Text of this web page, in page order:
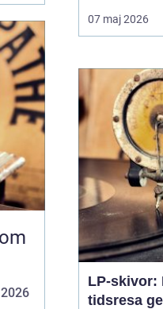
fokus, lugn
upplevelser
varandra.
levande
traditioner
storslagen
en miljö där
fäste...
07 maj 2026
LP-skivor:
tidsresa